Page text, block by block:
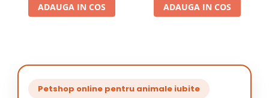
ADAUGA IN COS ADAUGA IN COS
Petshop online pentru animale iubite